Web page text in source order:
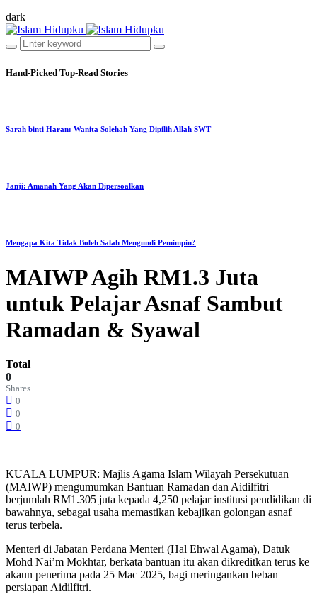
dark
Hand-Picked Top-Read Stories
Sarah binti Haran: Wanita Solehah Yang Dipilih Allah SWT
Janji: Amanah Yang Akan Dipersoalkan
Mengapa Kita Tidak Boleh Salah Mengundi Pemimpin?
MAIWP Agih RM1.3 Juta
untuk Pelajar Asnaf Sambut
Ramadan & Syawal
Total
0
Shares
0
0
0
KUALA LUMPUR: Majlis Agama Islam Wilayah Persekutuan
(MAIWP) mengumumkan Bantuan Ramadan dan Aidilfitri
berjumlah RM1.305 juta kepada 4,250 pelajar institusi pendidikan di
bawahnya, sebagai usaha memastikan kebajikan golongan asnaf
terus terbela.
Menteri di Jabatan Perdana Menteri (Hal Ehwal Agama), Datuk
Mohd Nai’m Mokhtar, berkata bantuan itu akan dikreditkan terus ke
akaun penerima pada 25 Mac 2025, bagi meringankan beban
persiapan Aidilfitri.